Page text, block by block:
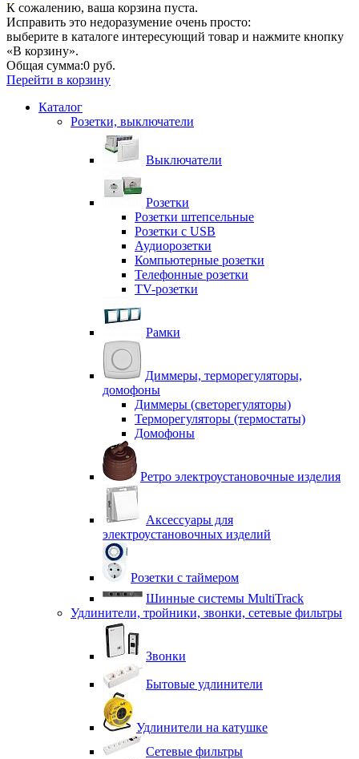
К сожалению, ваша корзина пуста.
Исправить это недоразумение очень просто:
выберите в каталоге интересующий товар и нажмите кнопку
«В корзину».
Общая сумма:0 руб.
Перейти в корзину
Каталог
Розетки, выключатели
Выключатели
Розетки
Розетки штепсельные
Розетки с USB
Аудиорозетки
Компьютерные розетки
Телефонные розетки
TV-розетки
Рамки
Диммеры, терморегуляторы,
домофоны
Диммеры (светорегуляторы)
Терморегуляторы (термостаты)
Домофоны
Ретро электроустановочные изделия
Аксессуары для
электроустановочных изделий
Розетки с таймером
Шинные системы MultiTrack
Удлинители, тройники, звонки, сетевые фильтры
Звонки
Бытовые удлинители
Удлинители на катушке
Сетевые фильтры